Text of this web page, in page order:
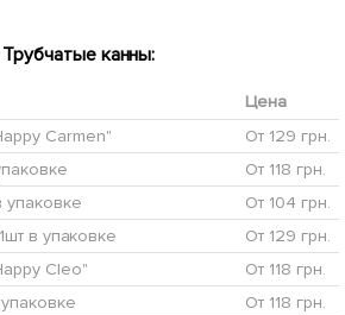
канны:
Цена
Carmen"
От 129 грн.
От 118 грн.
упаковке
От 104 грн.
в упаковке
От 129 грн.
Cleo"
От 118 грн.
От 118 грн.